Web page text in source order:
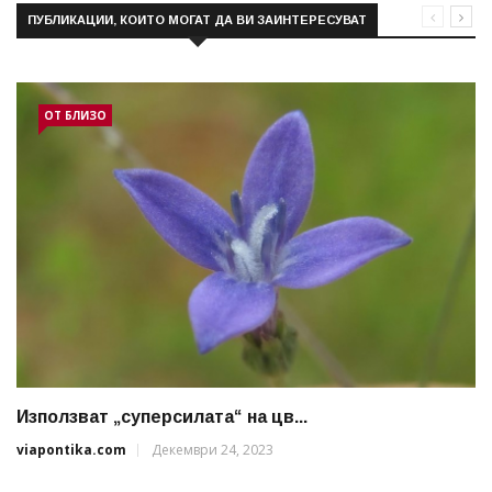
ПУБЛИКАЦИИ, КОИТО МОГАТ ДА ВИ ЗАИНТЕРЕСУВАТ
ОТ БЛИЗО
Използват „суперсилата“ на цв...
viapontika.com
Декември 24, 2023